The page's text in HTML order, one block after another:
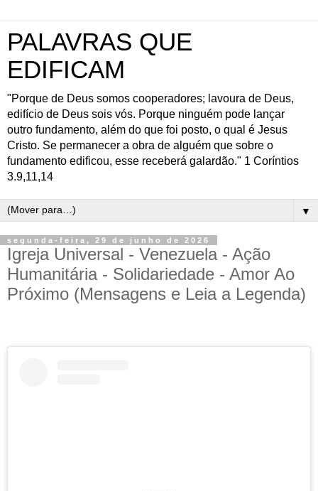
PALAVRAS QUE
EDIFICAM
"Porque de Deus somos cooperadores; lavoura de Deus,
edifício de Deus sois vós. Porque ninguém pode lançar
outro fundamento, além do que foi posto, o qual é Jesus
Cristo. Se permanecer a obra de alguém que sobre o
fundamento edificou, esse receberá galardão." 1 Coríntios
3.9,11,14
▼
segunda-feira, 29 de junho de 2026
Igreja Universal - Venezuela - Ação
Humanitária - Solidariedade - Amor Ao
Próximo (Mensagens e Leia a Legenda)